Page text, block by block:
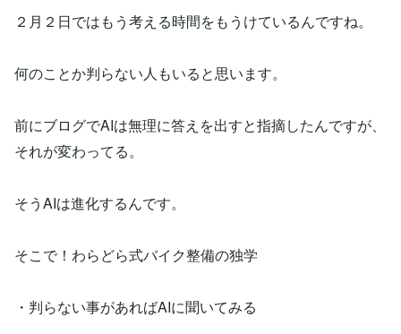
２月２日ではもう考える時間をもうけているんですね。
何のことか判らない人もいると思います。
前にブログでAIは無理に答えを出すと指摘したんですが、
それが変わってる。
そうAIは進化するんです。
そこで！わらどら式バイク整備の独学
・判らない事があればAIに聞いてみる